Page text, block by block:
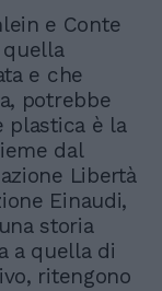
e Conte
e che
potrebbe
plastica è la
dal
Libertà
Einaudi,
storia
a quella di
ritengono